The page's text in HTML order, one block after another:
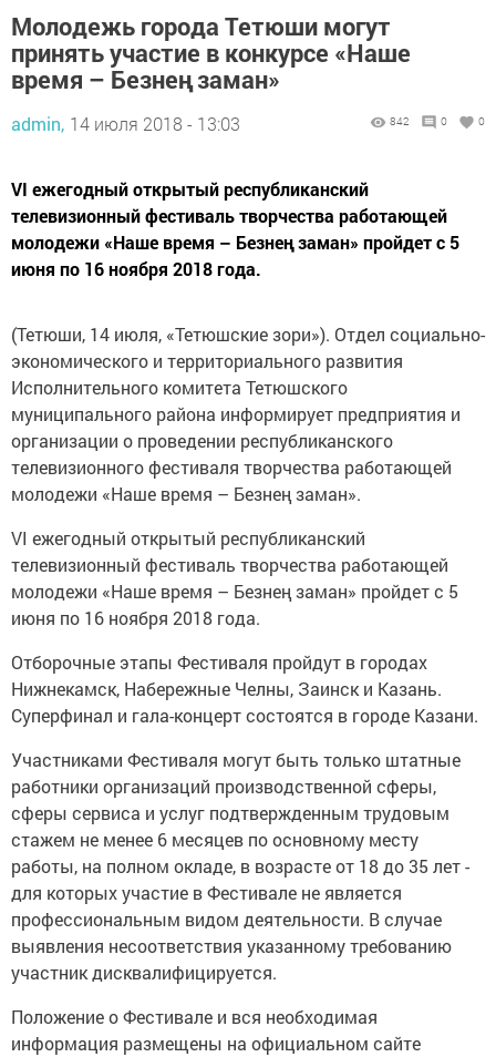
Молодежь города Тетюши могут
принять участие в конкурсе «Наше
время – Безнең заман»
admin, 14 июля 2018 - 13:03 842 0 0
VI ежегодный открытый республиканский
телевизионный фестиваль творчества работающей
молодежи «Наше время – Безнең заман» пройдет с 5
июня по 16 ноября 2018 года.
(Тетюши, 14 июля, «Тетюшские зори»). Отдел социально-
экономического и территориального развития
Исполнительного комитета Тетюшского
муниципального района информирует предприятия и
организации о проведении республиканского
телевизионного фестиваля творчества работающей
молодежи «Наше время – Безнең заман».
VI ежегодный открытый республиканский
телевизионный фестиваль творчества работающей
молодежи «Наше время – Безнең заман» пройдет с 5
июня по 16 ноября 2018 года.
Отборочные этапы Фестиваля пройдут в городах
Нижнекамск, Набережные Челны, Заинск и Казань.
Суперфинал и гала-концерт состоятся в городе Казани.
Участниками Фестиваля могут быть только штатные
работники организаций производственной сферы,
сферы сервиса и услуг подтвержденным трудовым
стажем не менее 6 месяцев по основному месту
работы, на полном окладе, в возрасте от 18 до 35 лет -
для которых участие в Фестивале не является
профессиональным видом деятельности. В случае
выявления несоответствия указанному требованию
участник дисквалифицируется.
Положение о Фестивале и вся необходимая
информация размещены на официальном сайте